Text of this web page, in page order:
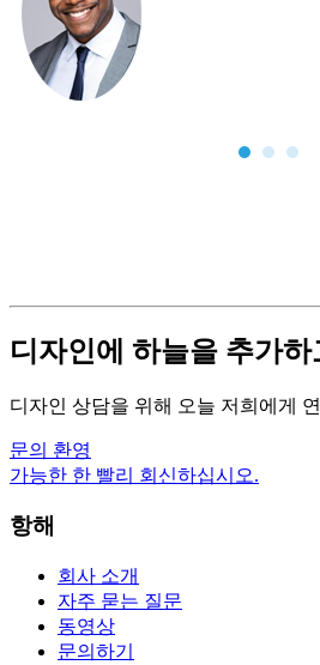
디자인에 하늘을 추가
디자인 상담을 위해 오늘 저희에게
문의 환영
가능한 한 빨리 회신하십시오.
항해
회사 소개
자주 묻는 질문
동영상
문의하기